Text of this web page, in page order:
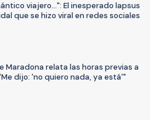
viajero...": El inesperado lapsus
que se hizo viral en redes sociales
Maradona relata las horas previas a
dijo: 'no quiero nada, ya está'"